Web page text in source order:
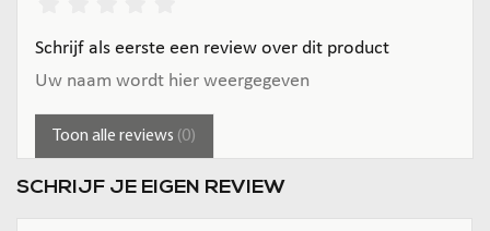
Schrijf als eerste een review over dit product
Uw naam wordt hier weergegeven
Toon alle reviews (0)
SCHRIJF JE EIGEN REVIEW